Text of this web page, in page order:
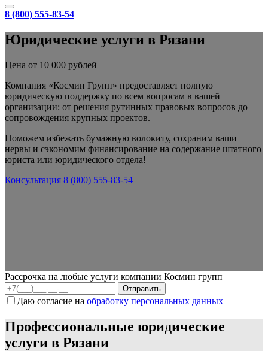
8 (800) 555-83-54
Юридические услуги в Рязани
Цена от 10 000 рублей
Компания «Космин Групп» предоставляет полную
юридическую поддержку по всем вопросам в вашей
организации: от решения рутинных правовых вопросов до
сопровождения крупных проектов.
Поможем избежать бумажную волокиту, сохраним ваши
нервы и сэкономим финансирование на содержание штатного
юриста или юридического отдела!
Консультация 8 (800) 555-83-54
Рассрочка на любые услуги компании Космин групп
Даю согласие на обработку персональных данных
Профессиональные юридические
услуги в Рязани